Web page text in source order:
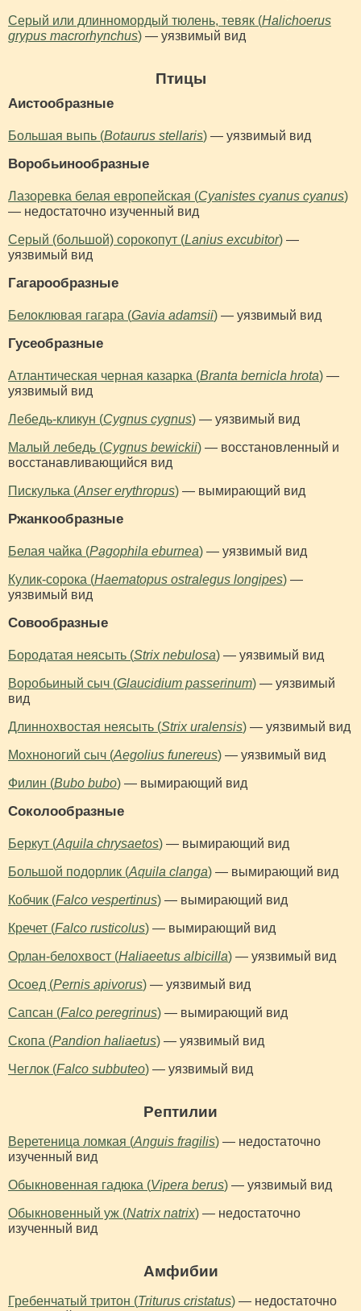
Серый или длинномордый тюлень, тевяк (Halichoerus
grypus macrorhynchus) — уязвимый вид
Птицы
Аистообразные
Большая выпь (Botaurus stellaris) — уязвимый вид
Воробьинообразные
Лазоревка белая европейская (Cyanistes cyanus cyanus)
— недостаточно изученный вид
Серый (большой) сорокопут (Lanius excubitor) —
уязвимый вид
Гагарообразные
Белоклювая гагара (Gavia adamsii) — уязвимый вид
Гусеобразные
Атлантическая черная казарка (Branta bernicla hrota) —
уязвимый вид
Лебедь-кликун (Cygnus cygnus) — уязвимый вид
Малый лебедь (Cygnus bewickii) — восстановленный и
восстанавливающийся вид
Пискулька (Anser erythropus) — вымирающий вид
Ржанкообразные
Белая чайка (Pagophila eburnea) — уязвимый вид
Кулик-сорока (Haematopus ostralegus longipes) —
уязвимый вид
Совообразные
Бородатая неясыть (Strix nebulosa) — уязвимый вид
Воробьиный сыч (Glaucidium passerinum) — уязвимый
вид
Длиннохвостая неясыть (Strix uralensis) — уязвимый вид
Мохноногий сыч (Aegolius funereus) — уязвимый вид
Филин (Bubo bubo) — вымирающий вид
Соколообразные
Беркут (Aquila chrysaetos) — вымирающий вид
Большой подорлик (Aquila clanga) — вымирающий вид
Кобчик (Falco vespertinus) — вымирающий вид
Кречет (Falco rusticolus) — вымирающий вид
Орлан-белохвост (Haliaeetus albicilla) — уязвимый вид
Осоед (Pernis apivorus) — уязвимый вид
Сапсан (Falco peregrinus) — вымирающий вид
Скопа (Pandion haliaetus) — уязвимый вид
Чеглок (Falco subbuteo) — уязвимый вид
Рептилии
Веретеница ломкая (Anguis fragilis) — недостаточно
изученный вид
Обыкновенная гадюка (Vipera berus) — уязвимый вид
Обыкновенный уж (Natrix natrix) — недостаточно
изученный вид
Амфибии
Гребенчатый тритон (Triturus cristatus) — недостаточно